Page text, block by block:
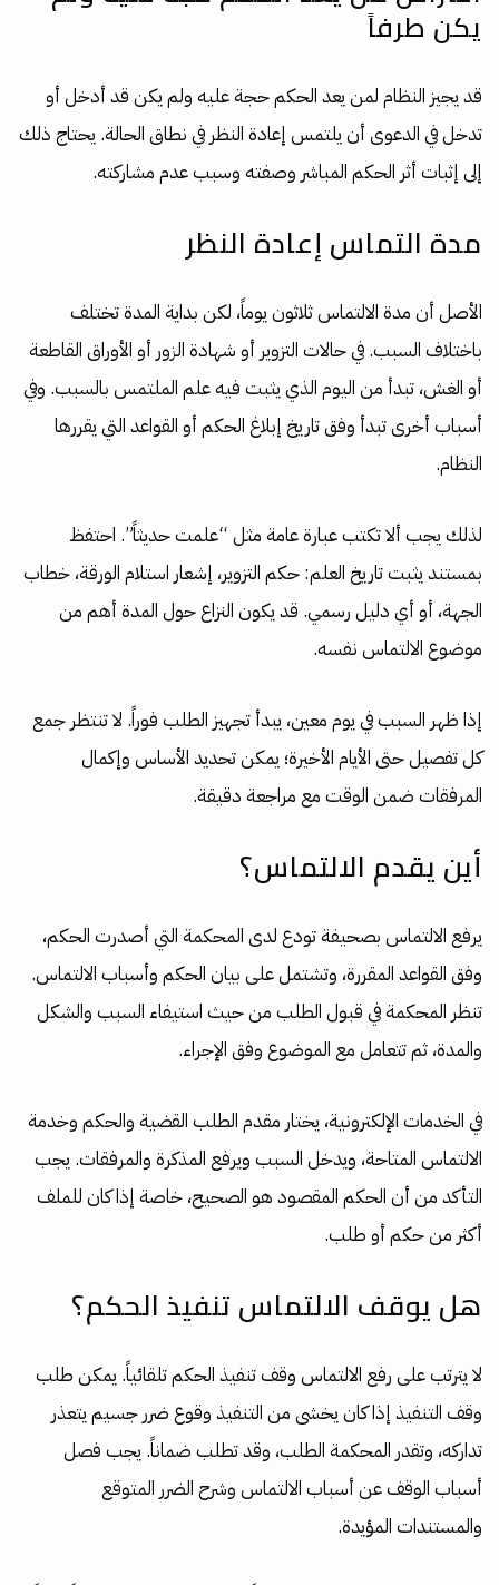
يكن طرفاً
قد يجيز النظام لمن يعد الحكم حجة عليه ولم يكن قد أدخل أو
تدخل في الدعوى أن يلتمس إعادة النظر في نطاق الحالة. يحتاج ذلك
إلى إثبات أثر الحكم المباشر وصفته وسبب عدم مشاركته.
مدة التماس إعادة النظر
الأصل أن مدة الالتماس ثلاثون يوماً، لكن بداية المدة تختلف
باختلاف السبب. في حالات التزوير أو شهادة الزور أو الأوراق القاطعة
أو الغش، تبدأ من اليوم الذي يثبت فيه علم الملتمس بالسبب. وفي
أسباب أخرى تبدأ وفق تاريخ إبلاغ الحكم أو القواعد التي يقررها
النظام.
لذلك يجب ألا تكتب عبارة عامة مثل “علمت حديثاً”. احتفظ
بمستند يثبت تاريخ العلم: حكم التزوير، إشعار استلام الورقة، خطاب
الجهة، أو أي دليل رسمي. قد يكون النزاع حول المدة أهم من
موضوع الالتماس نفسه.
إذا ظهر السبب في يوم معين، يبدأ تجهيز الطلب فوراً. لا تنتظر جمع
كل تفصيل حتى الأيام الأخيرة؛ يمكن تحديد الأساس وإكمال
المرفقات ضمن الوقت مع مراجعة دقيقة.
أين يقدم الالتماس؟
يرفع الالتماس بصحيفة تودع لدى المحكمة التي أصدرت الحكم،
وفق القواعد المقررة، وتشتمل على بيان الحكم وأسباب الالتماس.
تنظر المحكمة في قبول الطلب من حيث استيفاء السبب والشكل
والمدة، ثم تتعامل مع الموضوع وفق الإجراء.
في الخدمات الإلكترونية، يختار مقدم الطلب القضية والحكم وخدمة
الالتماس المتاحة، ويدخل السبب ويرفع المذكرة والمرفقات. يجب
التأكد من أن الحكم المقصود هو الصحيح، خاصة إذا كان للملف
أكثر من حكم أو طلب.
هل يوقف الالتماس تنفيذ الحكم؟
لا يترتب على رفع الالتماس وقف تنفيذ الحكم تلقائياً. يمكن طلب
وقف التنفيذ إذا كان يخشى من التنفيذ وقوع ضرر جسيم يتعذر
تداركه، وتقدر المحكمة الطلب، وقد تطلب ضماناً. يجب فصل
أسباب الوقف عن أسباب الالتماس وشرح الضرر المتوقع
والمستندات المؤيدة.